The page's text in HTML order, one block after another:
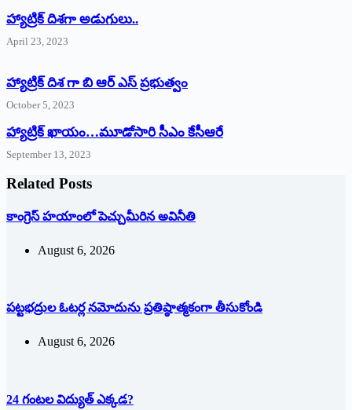
‌హ్యాట్రిక్‌ ‌దిశగా అడుగులు..
April 23, 2023
హ్యాట్రిక్ దిశ గా బి ఆర్ ఎస్ ప్రభుత్వం
October 5, 2023
హ్యాట్రిక్‌ ‌ఖాయం…మూడోసారి సీఎం కేసీఆరే
September 13, 2023
Related Posts
కాంగ్రెస్ హయాంలో పెచ్చుమీరిన అవినీతి
August 6, 2026
పట్టభద్రుల ఓటర్ల నమోదును ప్రతిష్ఠాత్మకంగా తీసుకోండి
August 6, 2026
24 గంటల విద్యుత్ ఎక్కడ?